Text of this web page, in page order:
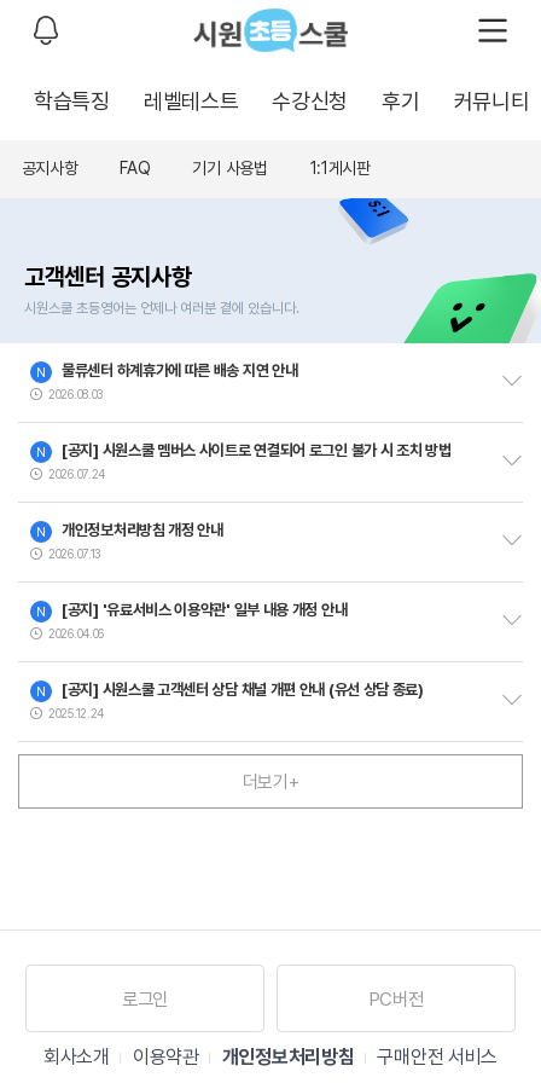
학습특징 레벨테스트 수강신청 후기 커뮤니티
공지사항 FAQ 기기 사용법 1:1게시판
고객센터 공지사항
시원스쿨 초등영어는 언제나 여러분 곁에 있습니다.
N 물류센터 하계휴가에 따른 배송 지연 안내
2026.08.03
N [공지] 시원스쿨 멤버스 사이트로 연결되어 로그인 불가 시 조치 방법
2026.07.24
N 개인정보처리방침 개정 안내
2026.07.13
N [공지] '유료서비스 이용약관' 일부 내용 개정 안내
2026.04.06
N [공지] 시원스쿨 고객센터 상담 채널 개편 안내 (유선 상담 종료)
2025.12.24
더보기+
로그인 PC버전
회사소개 이용약관 개인정보처리방침 구매안전 서비스